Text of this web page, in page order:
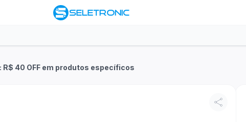
R$ 40 OFF em produtos específicos